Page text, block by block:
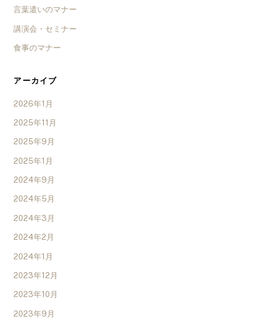
言葉遣いのマナー
講演会・セミナー
食事のマナー
アーカイブ
2026年1月
2025年11月
2025年9月
2025年1月
2024年9月
2024年5月
2024年3月
2024年2月
2024年1月
2023年12月
2023年10月
2023年9月